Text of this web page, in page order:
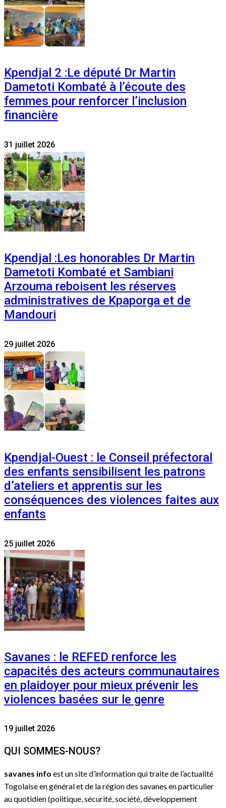
Kpendjal 2 :Le député Dr Martin
Dametoti Kombaté à l’écoute des
femmes pour renforcer l’inclusion
financière
31 juillet 2026
Kpendjal :Les honorables Dr Martin
Dametoti Kombaté et Sambiani
Arzouma reboisent les réserves
administratives de Kpaporga et de
Mandouri
29 juillet 2026
Kpendjal-Ouest : le Conseil préfectoral
des enfants sensibilisent les patrons
d’ateliers et apprentis sur les
conséquences des violences faites aux
enfants
25 juillet 2026
Savanes : le REFED renforce les
capacités des acteurs communautaires
en plaidoyer pour mieux prévenir les
violences basées sur le genre
19 juillet 2026
QUI SOMMES-NOUS?
savanes info est un site d’information qui traite de l’actualité
Togolaise en général et de la région des savanes en particulier
au quotidien (politique, sécurité, société, développement